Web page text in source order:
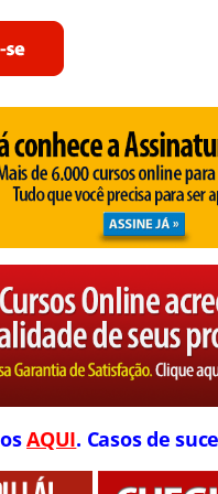
AQUI. Casos de